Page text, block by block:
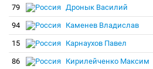
79 Дронык Василий
94 Каменев Владислав
15 Карнаухов Павел
86 Кирилейченко Максим